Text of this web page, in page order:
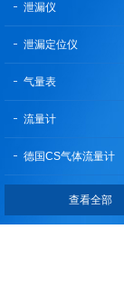
泄漏仪
泄漏定位仪
气量表
流量计
德国CS气体流量计
查看全部